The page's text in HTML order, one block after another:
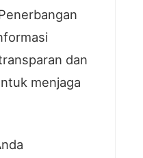
dan
menjaga